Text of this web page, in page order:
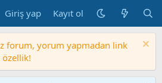
Giriş yap Kayıt ol
forum, yorum yapmadan link